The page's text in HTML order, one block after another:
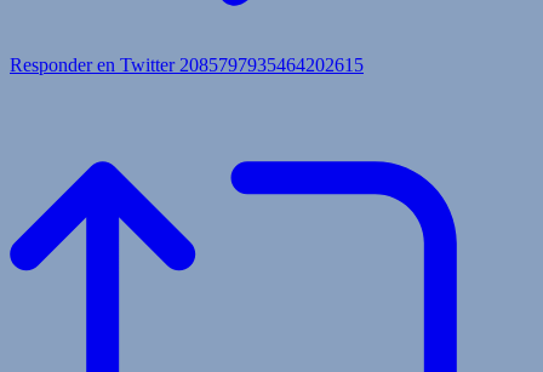
Responder en Twitter 2085797935464202615